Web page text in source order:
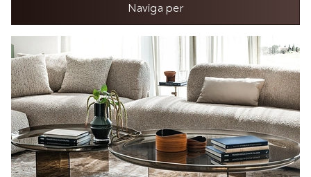
Naviga per